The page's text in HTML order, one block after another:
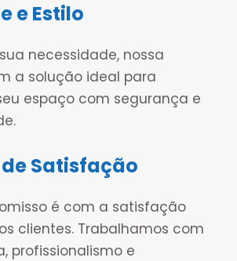
e Estilo
necessidade, nossa
a solução ideal para
espaço com segurança e
Satisfação
é com a satisfação
clientes. Trabalhamos com
profissionalismo e